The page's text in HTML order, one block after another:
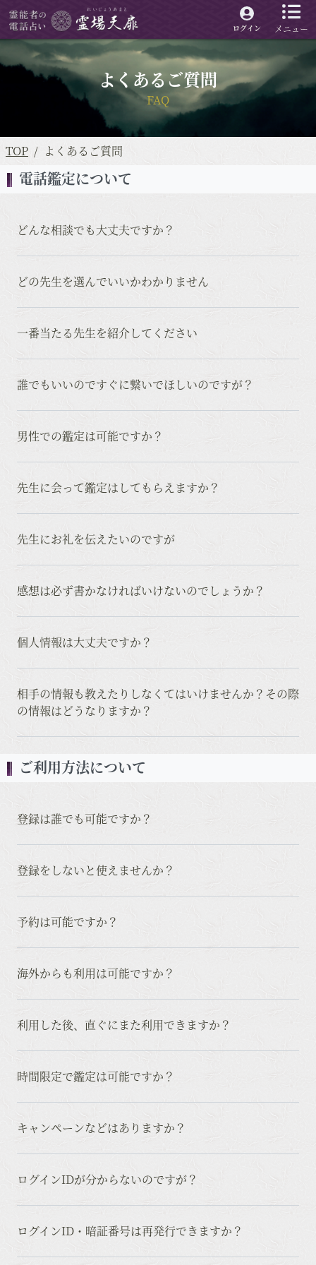
メニュー
ログイン
よくあるご質問
FAQ
TOP よくあるご質問
電話鑑定について
どんな相談でも大丈夫ですか？
どの先生を選んでいいかわかりません
一番当たる先生を紹介してください
誰でもいいのですぐに繋いでほしいのですが？
男性での鑑定は可能ですか？
先生に会って鑑定はしてもらえますか？
先生にお礼を伝えたいのですが
感想は必ず書かなければいけないのでしょうか？
個人情報は大丈夫ですか？
相手の情報も教えたりしなくてはいけませんか？その際
の情報はどうなりますか？
ご利用方法について
登録は誰でも可能ですか？
登録をしないと使えませんか？
予約は可能ですか？
海外からも利用は可能ですか？
利用した後、直ぐにまた利用できますか？
時間限定で鑑定は可能ですか？
キャンペーンなどはありますか？
ログインIDが分からないのですが？
ログインID・暗証番号は再発行できますか？